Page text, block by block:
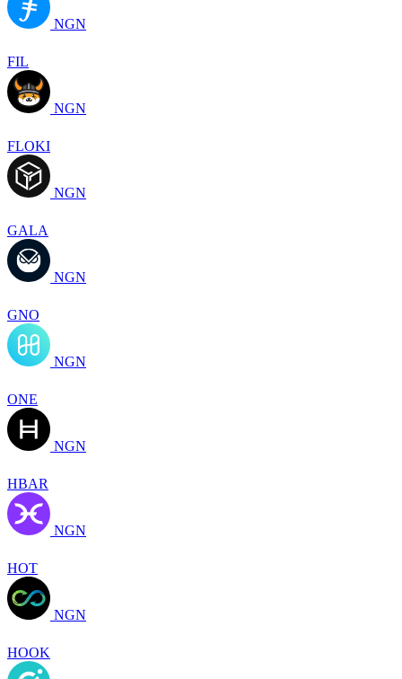
NGN
FIL
NGN
FLOKI
NGN
GALA
NGN
GNO
NGN
ONE
NGN
HBAR
NGN
HOT
NGN
HOOK